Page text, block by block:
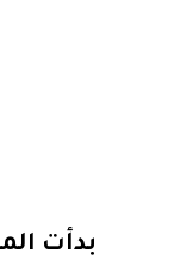
بدأت